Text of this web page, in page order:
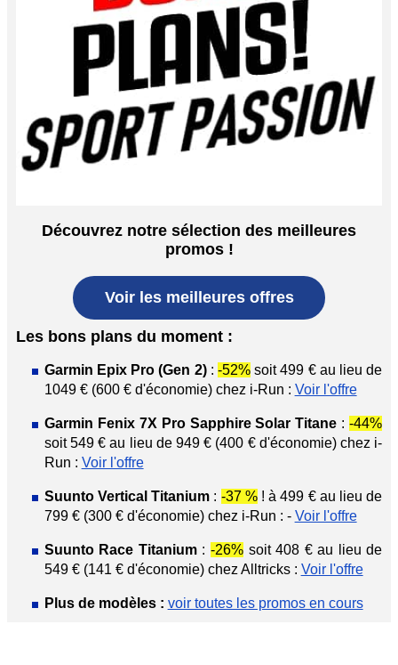
Découvrez notre sélection des meilleures
promos !
Voir les meilleures offres
Les bons plans du moment :
Garmin Epix Pro (Gen 2): -52% soit 499 € au lieu de
1049 € (600 € d'économie) chez i-Run : Voir l'offre
Garmin Fenix 7X Pro Sapphire Solar Titane :-44%
soit 549 € au lieu de 949 € (400 € d'économie) chez i-
Run : Voir l'offre
Suunto Vertical Titanium : -37 %! à 499 € au lieu de
799 € (300 € d'économie) chez i-Run : - Voir l'offre
Suunto Race Titanium: -26%soit 408 € au lieu de
549 € (141 € d'économie) chez Alltricks : Voir l'offre
Plus de modèles : voir toutes les promos en cours